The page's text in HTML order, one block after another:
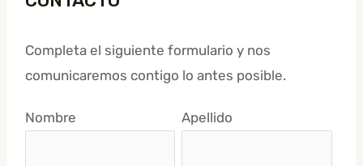
Completa el siguiente formulario y nos
comunicaremos contigo lo antes posible.
Nombre Apellido